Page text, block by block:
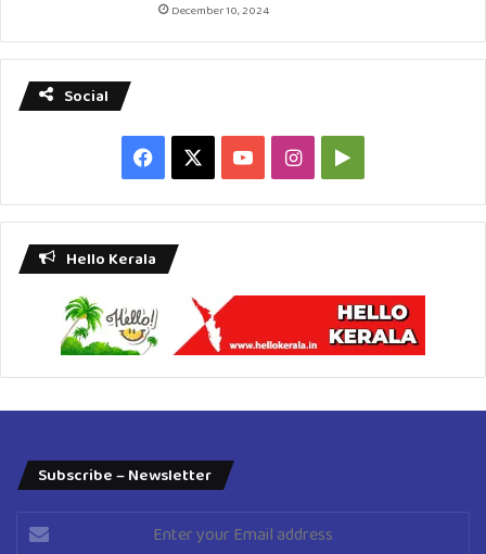
December 10, 2024
Social
Facebook YouTubeInstagramGoogle
Play
Hello Kerala
Subscribe – Newsletter
Enter
your